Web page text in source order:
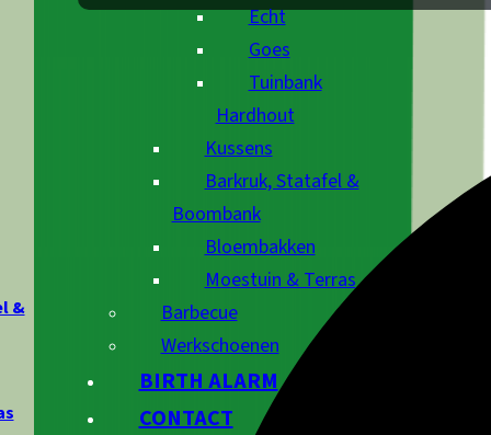
&
Echt
Goes
Tuinbank
Hardhout
Kussens
Barkruk, Statafel &
Boombank
Bloembakken
Moestuin & Terras
Barbecue
Werkschoenen
BIRTH ALARM
CONTACT